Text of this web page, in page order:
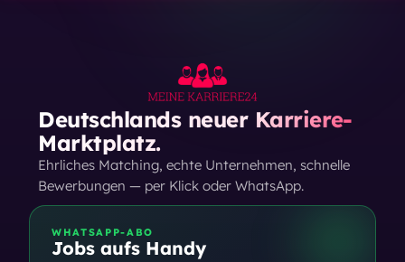
Deutschlands neuer Karriere-
Marktplatz.
Ehrliches Matching, echte Unternehmen, schnelle
Bewerbungen — per Klick oder WhatsApp.
WHATSAPP-ABO
Jobs aufs Handy